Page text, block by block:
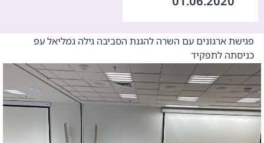
פגישת ארגונים עם השרה להגנת הסביבה גילה גמליאל עפ
כניסתה לתפקיד